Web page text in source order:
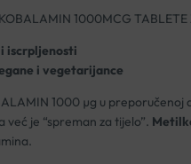
1000MCG
iscrpljenosti
i vegetarijance
1000 µg u
je “spreman za tijelo”.